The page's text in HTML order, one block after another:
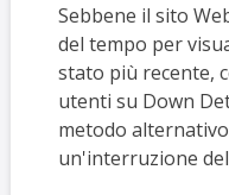
Sebbene il sito
del tempo per
stato più recente,
utenti su Down
metodo
un'interruzione